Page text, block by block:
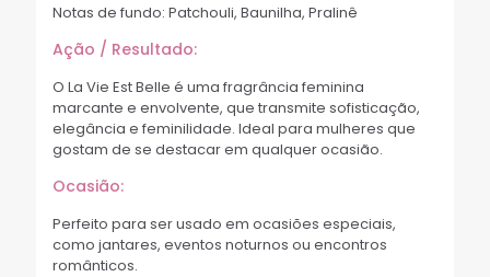
Notas de fundo: Patchouli, Baunilha, Pralinê
Ação / Resultado:
O La Vie Est Belle é uma fragrância feminina
marcante e envolvente, que transmite sofisticação,
elegância e feminilidade. Ideal para mulheres que
gostam de se destacar em qualquer ocasião.
Ocasião:
Perfeito para ser usado em ocasiões especiais,
como jantares, eventos noturnos ou encontros
românticos.